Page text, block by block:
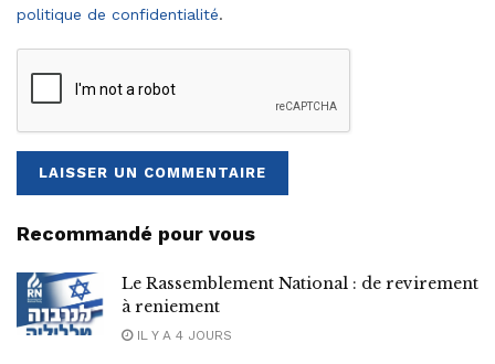
politique de confidentialité.
Recommandé pour vous
Le Rassemblement National : de revirement
à reniement
IL Y A 4 JOURS